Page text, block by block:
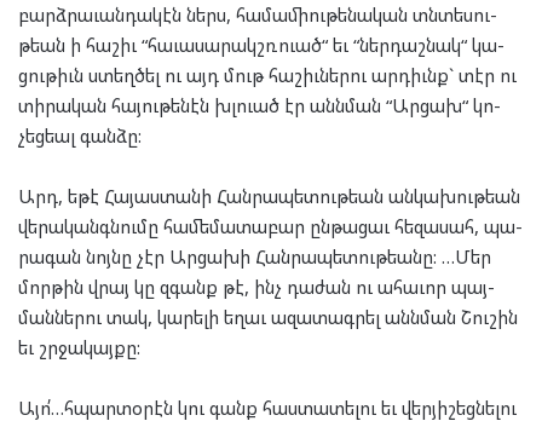
բարձ­րա­ւան­դա­կէն ներս, հա­մա­միու­թե­նա­կան տնտե­սու­
թեան ի հա­շիւ “հա­ւա­սա­րակշռ­ուած“ եւ “ներ­դաշ­նակ“ կա­
ցու­թիւն ստեղ­ծել ու այդ մութ հա­շիւ­նե­րու ար­դիւնք` տէր ու
տի­րա­կան հա­յու­թե­նէն խլուած էր անն­ման “Ար­ցախ“ կո­
չեց­եալ գան­ձը:
Արդ, եթէ Հա­յաս­տա­նի Հան­րա­պե­տու­թեան ան­կա­խու­թեան
վե­րա­կանգ­նու­մը հա­մե­մա­տա­բար ըն­թա­ցաւ հե­զա­սահ, պա­
րա­գան նոյ­նը չէր Ար­ցա­խի Հան­րա­պե­տու­թեա­նը: …Մեր
մոր­թին վրայ կը զգանք թէ, ինչ դա­ժան ու ահա­ւոր պայ­
ման­նե­րու տակ, կա­րե­լի եղաւ ազա­տագ­րել անն­ման Շու­շին
եւ շրջա­կայ­քը:
Այո՛…հպար­տօ­րէն կու գանք հաս­տա­տե­լու եւ վեր­յի­շեց­նե­լու